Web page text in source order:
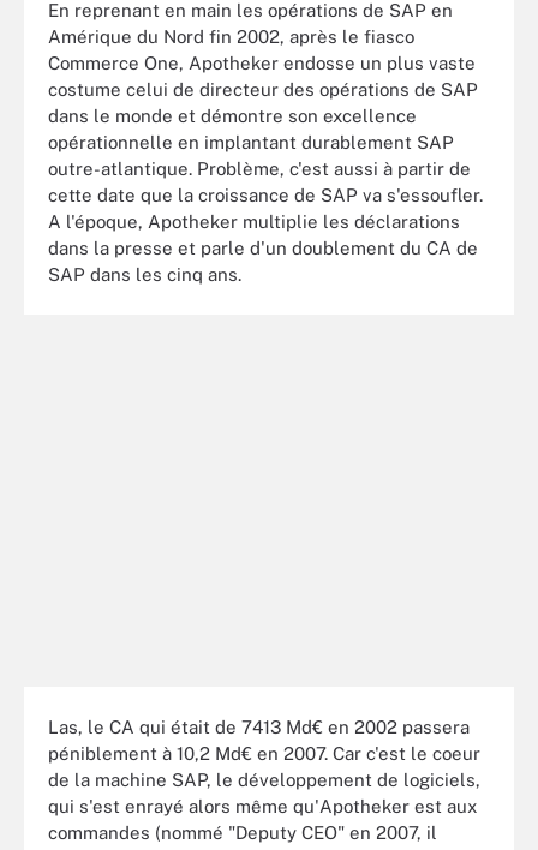
En reprenant en main les opérations de SAP en
Amérique du Nord fin 2002, après le fiasco
Commerce One, Apotheker endosse un plus vaste
costume celui de directeur des opérations de SAP
dans le monde et démontre son excellence
opérationnelle en implantant durablement SAP
outre-atlantique. Problème, c'est aussi à partir de
cette date que la croissance de SAP va s'essoufler.
A l'époque, Apotheker multiplie les déclarations
dans la presse et parle d'un doublement du CA de
SAP dans les cinq ans.
Las, le CA qui était de 7413 Md€ en 2002 passera
péniblement à 10,2 Md€ en 2007. Car c'est le coeur
de la machine SAP, le développement de logiciels,
qui s'est enrayé alors même qu'Apotheker est aux
commandes (nommé "Deputy CEO" en 2007, il